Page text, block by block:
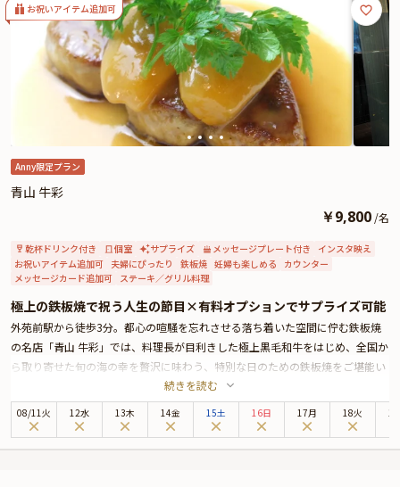
センスが響き渡る、唯一無二の食体験をお楽しみください。
★選べるコース★
本プランでは2種類のコースをご用意しております。お好みに合わせてお選び
ください。
★とっておきの演出が叶うオプション★
「レストラン・ランス・ヤナギダテ」のお祝いプランでは、シェフ特製ケー
キ“シャルロットポワール”や、Anny限定の花束やメッセージカード、ギフトを
オプションとしてお付けすることができます。メッセージカードは着席時に、
ギフトはデザートタイムにご予約主様にお渡し致しますので、サプライズ演出
にお役立てください。とっておきのお祝いシーンを心を込めてお手伝いいたし
お祝いアイテム追加可
Anny限定プラン
青山 牛彩
￥9,800 /名
乾杯ドリンク付き 個室 サプライズ メッセージプレート付き
インスタ映え
お祝いアイテム追加可 夫婦にぴったり 鉄板焼 妊婦も楽しめる
カウンター
メッセージカード追加可 ステーキ／グリル料理
極上の鉄板焼で祝う人生の節目×有料オプションでサプライズ可能
外苑前駅から徒歩3分。都心の喧騒を忘れさせる落ち着いた空間に佇む鉄板焼
の名店「青山 牛彩」では、料理長が目利きした極上黒毛和牛をはじめ、全国か
ら取り寄せた旬の海の幸を贅沢に味わう、特別な日のための鉄板焼をご堪能い
本プランでは、還暦・古希・喜寿・米寿など、人生の節目を祝う長寿祝いにも
ふさわしい上質なひとときをご提供。目の前で焼き上げられる迫力を楽しみた
続きを読む
08/11火 12水 13木 14金 15土 16日 17月 18火